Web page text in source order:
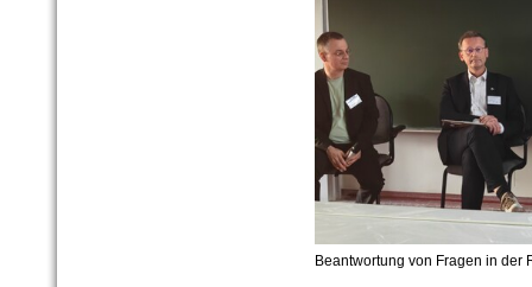
Beantwortung von Fragen in der